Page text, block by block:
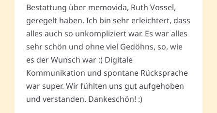
Bestattung über memovida, Ruth Vossel,
geregelt haben. Ich bin sehr erleichtert, dass
alles auch so unkompliziert war. Es war alles
sehr schön und ohne viel Gedöhns, so, wie
es der Wunsch war :) Digitale
Kommunikation und spontane Rücksprache
war super. Wir fühlten uns gut aufgehoben
und verstanden. Dankeschön! :)